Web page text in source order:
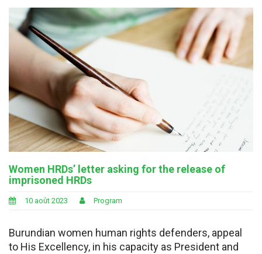
Women HRDs’ letter asking for the release of
imprisoned HRDs
10 août 2023 Program
Burundian women human rights defenders, appeal
to His Excellency, in his capacity as President and